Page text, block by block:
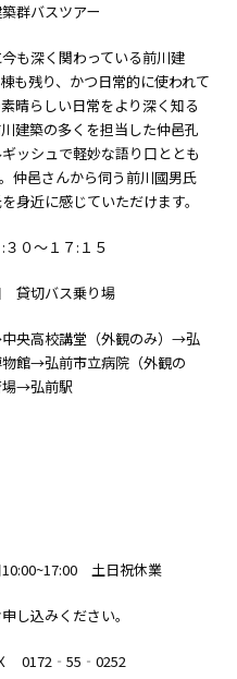
群バスツアー
も深く関わっている前川建
も残り、かつ日常的に使われて
晴らしい日常をより深く知る
建築の多くを担当した仲邑孔
ッシュで軽妙な語り口ととも
仲邑さんから伺う前川國男氏
身近に感じていただけます。
０～１７:１５
切バス乗り場
高校講堂（外観のみ）→弘
館→弘前市立病院（外観の
→弘前駅
土日祝休業
し込みください。
0172‐55‐0252